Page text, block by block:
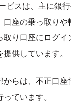
ビスは、主に銀
口座の乗っ取り
り口座にログ
供しています。
からは、不正口
ています。